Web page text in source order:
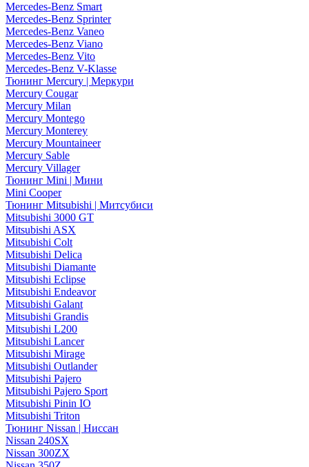
Mercedes-Benz Smart
Mercedes-Benz Sprinter
Mercedes-Benz Vaneo
Mercedes-Benz Viano
Mercedes-Benz Vito
Mercedes-Benz V-Klasse
Тюнинг Mercury | Меркури
Mercury Cougar
Mercury Milan
Mercury Montego
Mercury Monterey
Mercury Mountaineer
Mercury Sable
Mercury Villager
Тюнинг Mini | Мини
Mini Cooper
Тюнинг Mitsubishi | Митсубиси
Mitsubishi 3000 GT
Mitsubishi ASX
Mitsubishi Colt
Mitsubishi Delica
Mitsubishi Diamante
Mitsubishi Eclipse
Mitsubishi Endeavor
Mitsubishi Galant
Mitsubishi Grandis
Mitsubishi L200
Mitsubishi Lancer
Mitsubishi Mirage
Mitsubishi Outlander
Mitsubishi Pajero
Mitsubishi Pajero Sport
Mitsubishi Pinin IO
Mitsubishi Triton
Тюнинг Nissan | Ниссан
Nissan 240SX
Nissan 300ZX